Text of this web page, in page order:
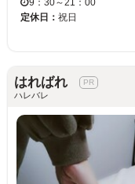
定休日： 祝日
はればれ
ハレバレ